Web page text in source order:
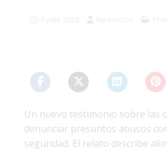
Un nuevo testimonio sobre las
denunciar presuntos abusos
seguridad. El relato describe